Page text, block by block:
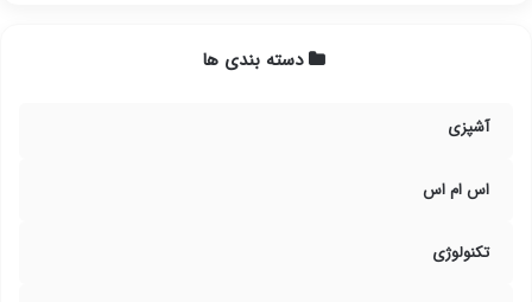
دسته بندی ها
آشپزی
اس ام اس
تکنولوژی